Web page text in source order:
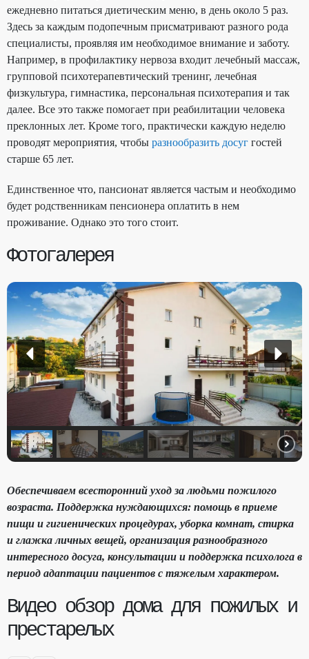
ежедневно питаться диетическим меню, в день около 5 раз.
Здесь за каждым подопечным присматривают разного рода
специалисты, проявляя им необходимое внимание и заботу.
Например, в профилактику нервоза входит лечебный массаж,
групповой психотерапевтический тренинг, лечебная
физкультура, гимнастика, персональная психотерапия и так
далее. Все это также помогает при реабилитации человека
преклонных лет. Кроме того, практически каждую неделю
проводят мероприятия, чтобы разнообразить досуг гостей
старше 65 лет.
Единственное что, пансионат является частым и необходимо
будет родственникам пенсионера оплатить в нем
проживание. Однако это того стоит.
Фотогалерея
Обеспечиваем всесторонний уход за людьми пожилого
возраста. Поддержка нуждающихся: помощь в приеме
пищи и гигиенических процедурах, уборка комнат, стирка
и глажка личных вещей, организация разнообразного
интересного досуга, консультации и поддержка психолога в
период адаптации пациентов с тяжелым характером.
Видео обзор дома для пожилых и
престарелых